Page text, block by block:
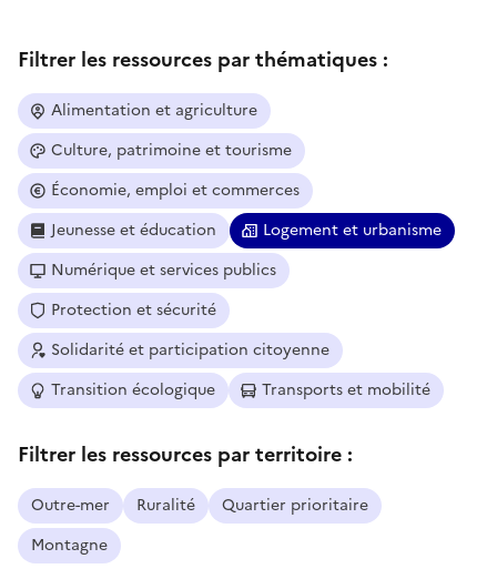
Filtrer les ressources par thématiques :
Alimentation et agriculture
Culture, patrimoine et tourisme
Économie, emploi et commerces
Jeunesse et éducation
Logement et urbanisme
Numérique et services publics
Protection et sécurité
Solidarité et participation citoyenne
Transition écologique
Transports et mobilité
Filtrer les ressources par territoire :
Outre-mer Ruralité
Quartier prioritaire
Montagne